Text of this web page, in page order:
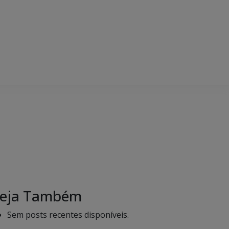
Também
Sem posts recentes disponíveis.